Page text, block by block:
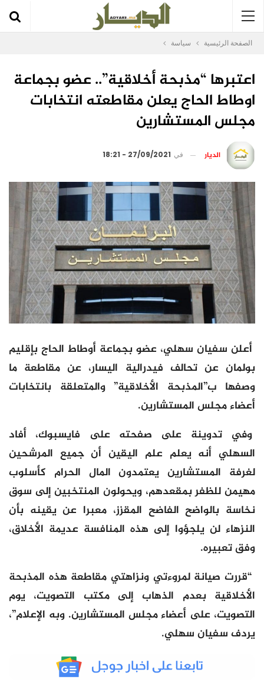
الصفحة الرئيسية سياسة
اعتبرها “مذبحة أخلاقية”.. عضو بجماعة
اوطاط الحاج يعلن مقاطعته انتخابات
مجلس المستشارين
الديار في 27/09/2021 - 18:21
أعلن سفيان سهلي، عضو بجماعة أوطاط الحاج بإقليم
بولمان عن تحالف فيدرالية اليسار، عن مقاطعة ما
وصفها ب”المذبحة الأخلاقية” والمتعلقة بانتخابات
أعضاء مجلس المستشارين.
وفي تدوينة على صفحته على فايسبوك، أفاد
السهلي أنه يعلم علم اليقين أن جميع المرشحين
لغرفة المستشارين يعتمدون المال الحرام كأسلوب
مهيمن للظفر بمقعدهم، ويحولون المنتخبين إلى سوق
نخاسة بالواضح الفاضح المقزز، معبرا عن يقينه بأن
النزهاء لن يلجؤوا إلى هذه المنافسة عديمة الأخلاق،
وفق تعبيره.
“قررت صيانة لمروءتي ونزاهتي مقاطعة هذه المذبحة
الأخلاقية بعدم الذهاب إلى مكتب التصويت، يوم
التصويت، على أعضاء مجلس المستشارين. وبه الإعلام”،
يردف سفيان سهلي.